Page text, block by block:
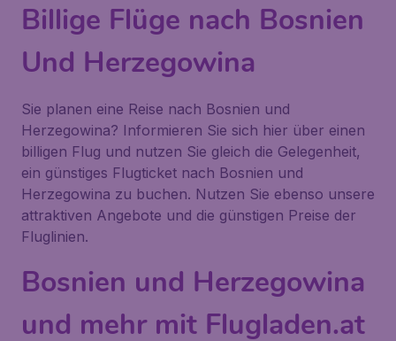
Billige Flüge nach Bosnien
Und Herzegowina
Sie planen eine Reise nach Bosnien und
Herzegowina? Informieren Sie sich hier über einen
billigen Flug und nutzen Sie gleich die Gelegenheit,
ein günstiges Flugticket nach Bosnien und
Herzegowina zu buchen. Nutzen Sie ebenso unsere
attraktiven Angebote und die günstigen Preise der
Fluglinien.
Bosnien und Herzegowina
und mehr mit Flugladen.at